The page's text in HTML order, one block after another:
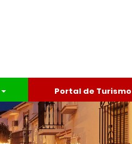
Portal de Turismo